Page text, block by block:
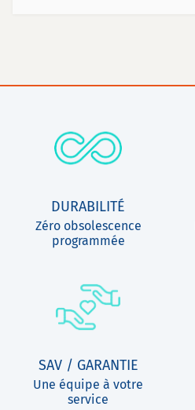
DURABILITÉ
Zéro obsolescence
programmée
SAV / GARANTIE
Une équipe à votre
service